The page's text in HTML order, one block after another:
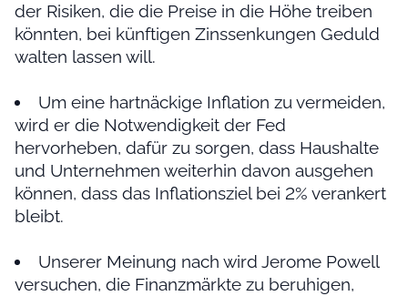
der Risiken, die die Preise in die Höhe treiben
könnten, bei künftigen Zinssenkungen Geduld
walten lassen will.
Um eine hartnäckige Inflation zu vermeiden,
wird er die Notwendigkeit der Fed
hervorheben, dafür zu sorgen, dass Haushalte
und Unternehmen weiterhin davon ausgehen
können, dass das Inflationsziel bei 2% verankert
bleibt.
Unserer Meinung nach wird Jerome Powell
versuchen, die Finanzmärkte zu beruhigen,